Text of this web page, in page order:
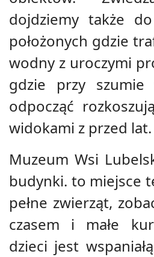
dojdziemy także
położonych gdzie
wodny z uroczymi
gdzie przy szumie
odpocząć
widokami z przed lat.
Muzeum Wsi
budynki. to miejsce
pełne zwierząt,
czasem i małe
dzieci jest